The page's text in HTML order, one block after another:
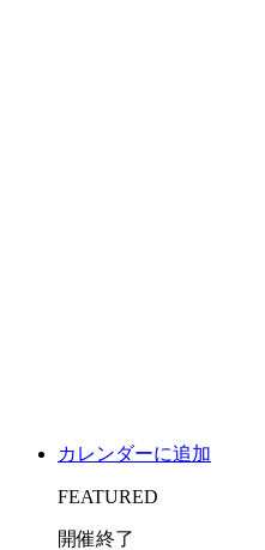
カレンダーに追加
FEATURED
開催終了